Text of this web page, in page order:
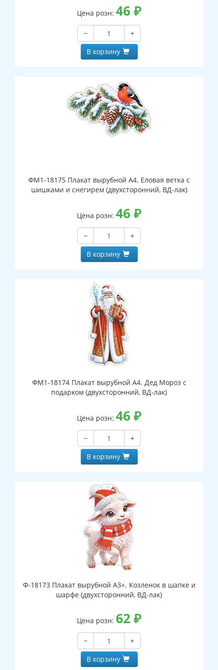
Цена розн: 46 ₽
−
+
В корзину
ФМ1-18175 Плакат вырубной А4. Еловая ветка с
шишками и снегирем (двухсторонний, ВД-лак)
Цена розн: 46 ₽
−
+
В корзину
ФМ1-18174 Плакат вырубной А4. Дед Мороз с
подарком (двухсторонний, ВД-лак)
Цена розн: 46 ₽
−
+
В корзину
Ф-18173 Плакат вырубной А3+. Козленок в шапке и
шарфе (двухсторонний, ВД-лак)
Цена розн: 62 ₽
−
+
В корзину